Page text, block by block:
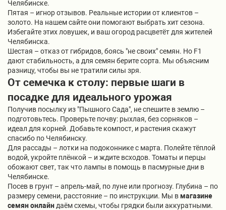
Челябинске.
Пятая – игнор отзывов. Реальные истории от клиентов –
золото. На нашем сайте они помогают выбрать хит сезона.
Избегайте этих ловушек, и ваш огород расцветёт для жителей
Челябинска.
Шестая – отказ от гибридов, боясь "не своих" семян. Но F1
дают стабильность, а для семян берите сорта. Мы объясним
разницу, чтобы вы не тратили силы зря.
От семечка к столу: первые шаги в
посадке для идеального урожая
Получив посылку из "Пышного Сада", не спешите в землю –
подготовьтесь. Проверьте почву: рыхлая, без сорняков –
идеал для корней. Добавьте компост, и растения скажут
спасибо по Челябинску.
Для рассады – лотки на подоконнике с марта. Полейте тёплой
водой, укройте плёнкой – и ждите всходов. Томаты и перцы
обожают свет, так что лампы в помощь в пасмурные дни в
Челябинске.
Посев в грунт – апрель-май, по луне или прогнозу. Глубина – по
размеру семени, расстояние – по инструкции. Мы в магазине
семян онлайн даём схемы, чтобы грядки были аккуратными.